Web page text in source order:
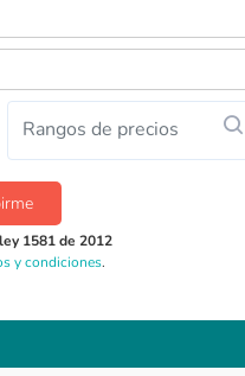
Rangos de precios
ley 1581 de 2012
y condiciones.